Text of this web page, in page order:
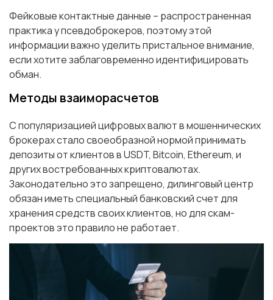
Фейковые контактные данные – распространенная
практика у псевдоброкеров, поэтому этой
информации важно уделить пристальное внимание,
если хотите заблаговременно идентифицировать
обман.
Методы взаиморасчетов
С популяризацией цифровых валют в мошеннических
брокерах стало своеобразной нормой принимать
депозиты от клиентов в USDT, Bitcoin, Ethereum, и
других востребованных криптовалютах.
Законодательно это запрещено, дилинговый центр
обязан иметь специальный банковский счет для
хранения средств своих клиентов, но для скам-
проектов это правило не работает.